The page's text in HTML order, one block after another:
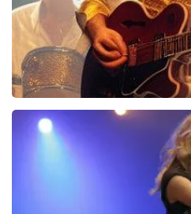
Bee Gees Forever
reviews